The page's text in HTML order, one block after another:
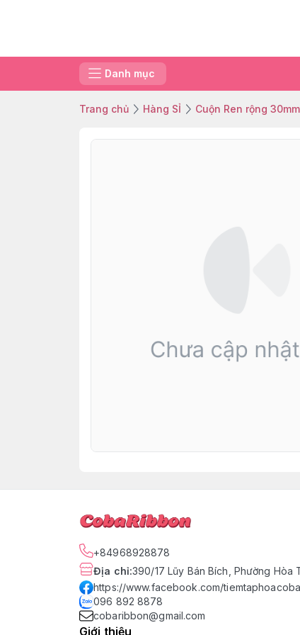
Danh mục
Trang chủ Hàng SỈ Cuộn Ren rộng
+84968928878
Địa chỉ:390/17 Lũy Bán Bích, Phường Hòa
https://www.facebook.com/tiemtaphoacoba
096 892 8878
cobaribbon@gmail.com
Giới thiệu